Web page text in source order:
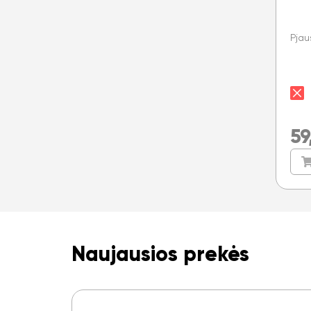
Naujausios prekės